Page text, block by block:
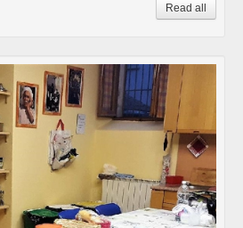
Read all